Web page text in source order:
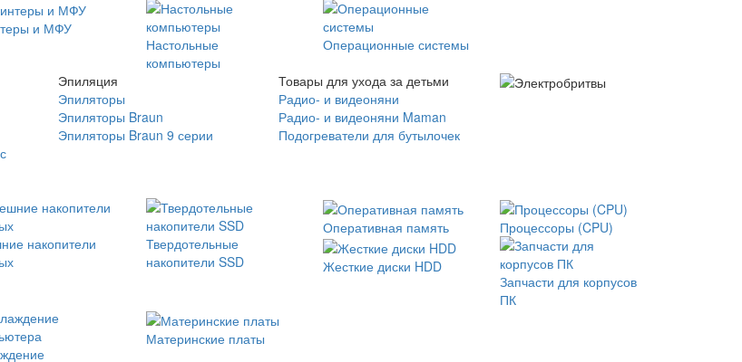
и МФУ
Настольные
компьютеры
Операционные системы
Эпиляция
Эпиляторы
Эпиляторы Braun
Эпиляторы Braun 9 серии
Товары для ухода за детьми
Радио- и видеоняни
Радио- и видеоняни Maman
Подогреватели для бутылочек
накопители
Твердотельные
накопители SSD
Оперативная память Процессоры (CPU)
Жесткие диски HDD
Запчасти для корпусов
ПК
Материнские платы